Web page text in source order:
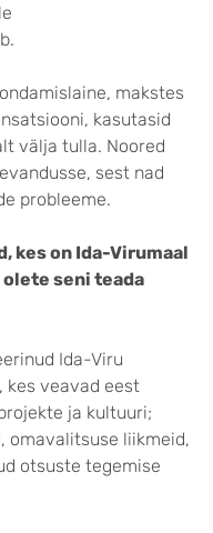
makstes
kasutasid
välja tulla. Noored
sest nad
probleeme.
kes on Ida-Virumaal
seni teada
Ida-Viru
kes veavad eest
ja kultuuri;
omavalitsuse liikmeid,
otsuste tegemise